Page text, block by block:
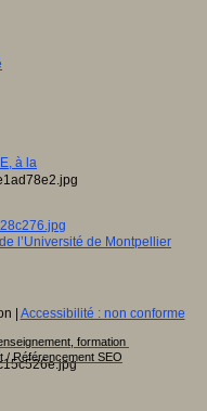
à la
l’Université de Montpellier
| Accessibilité : non conforme
formation
/ Référencement SEO